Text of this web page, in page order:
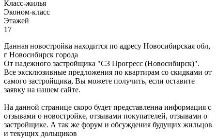
Класс-жилья
Эконом-класс
Этажей
17
Данная новостройка находится по адресу Новосибирская обл,
г Новосибирск города
От надежного застройщика "СЗ Прогресс (Новосибирск)".
Все эксклюзивные предложения по квартирам со скидками от
самого застройщика, Вы можете получить, если оставите
заявку на нашем сайте.
На данной странице скоро будет представленна информация с
отзывами о новостройке, отзывами покупателей, отзывами о
застройщике. А так же форум и обсуждения будущих жильцов
и текущих дольщиков